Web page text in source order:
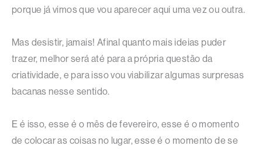
porque já vimos que vou aparecer aqui uma vez ou outra.
Mas desistir, jamais! Afinal quanto mais ideias puder
trazer, melhor será até para a própria questão da
criatividade, e para isso vou viabilizar algumas surpresas
bacanas nesse sentido.
E é isso, esse é o mês de fevereiro, esse é o momento
de colocar as coisas no lugar, esse é o momento de se